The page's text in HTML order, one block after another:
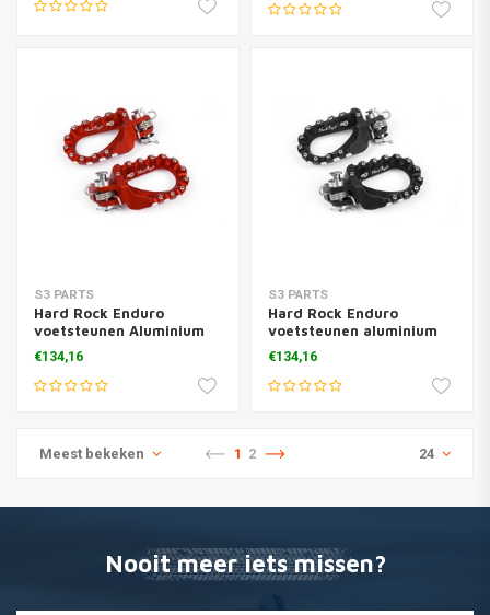
S3 PARTS
Hard Rock Enduro
voetsteunen Aluminium
Rouge
€134,16
S3 PARTS
Hard Rock Enduro
voetsteunen aluminium
zwart
€134,16
Meest bekeken 1 2 24
Nooit meer iets missen?